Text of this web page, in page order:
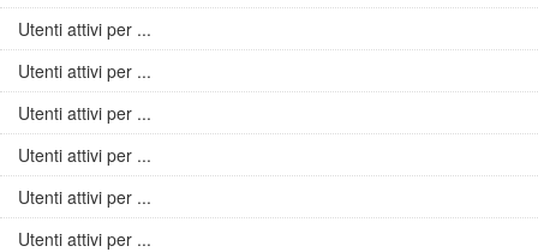
Utenti attivi per ...
Utenti attivi per ...
Utenti attivi per ...
Utenti attivi per ...
Utenti attivi per ...
Utenti attivi per ...